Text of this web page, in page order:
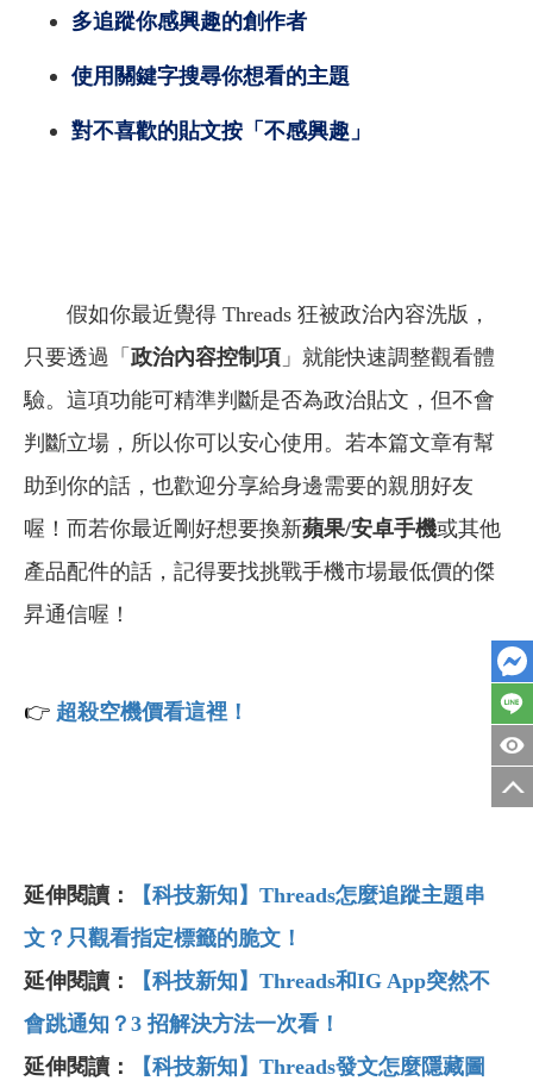
多追蹤你感興趣的創作者
使用關鍵字搜尋你想看的主題
對不喜歡的貼文按「不感興趣」
假如你最近覺得 Threads 狂被政治內容洗版，
只要透過「 政治內容控制項 」就能快速調整觀看體
驗。這項功能可精準判斷是否為政治貼文，但不會
判斷立場，所以你可以安心使用。 若本篇文章有幫
助到你的話，也歡迎分享給身邊需要的親朋好友
喔！而若你最近剛好想要換新蘋果/安卓手機或其他
產品配件的話，記得要找挑戰手機市場最低價的傑
昇通信喔！
👉 超殺空機價看這裡！
延伸閱讀：
【科技新知】Threads怎麼追蹤主題串
文？只觀看指定標籤的脆文！
延伸閱讀：
【科技新知】Threads和IG App突然不
會跳通知？3 招解決方法一次看！
延伸閱讀：
【科技新知】Threads發文怎麼隱藏圖